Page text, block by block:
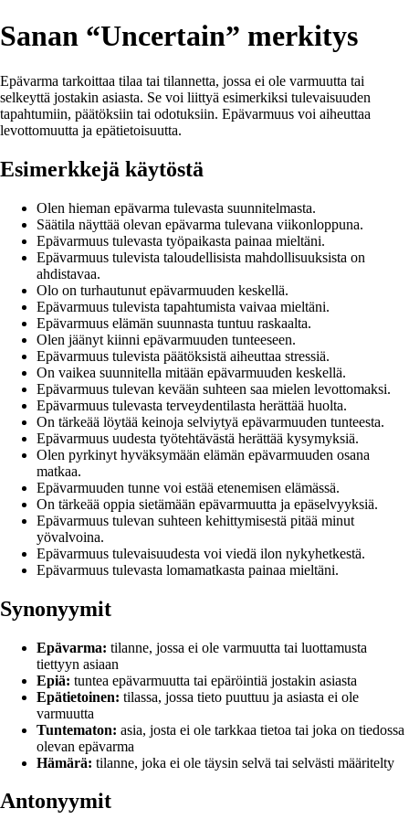
Sanan “Uncertain” merkitys
Epävarma tarkoittaa tilaa tai tilannetta, jossa ei ole varmuutta tai
selkeyttä jostakin asiasta. Se voi liittyä esimerkiksi tulevaisuuden
tapahtumiin, päätöksiin tai odotuksiin. Epävarmuus voi aiheuttaa
levottomuutta ja epätietoisuutta.
Esimerkkejä käytöstä
Olen hieman epävarma tulevasta suunnitelmasta.
Säätila näyttää olevan epävarma tulevana viikonloppuna.
Epävarmuus tulevasta työpaikasta painaa mieltäni.
Epävarmuus tulevista taloudellisista mahdollisuuksista on
ahdistavaa.
Olo on turhautunut epävarmuuden keskellä.
Epävarmuus tulevista tapahtumista vaivaa mieltäni.
Epävarmuus elämän suunnasta tuntuu raskaalta.
Olen jäänyt kiinni epävarmuuden tunteeseen.
Epävarmuus tulevista päätöksistä aiheuttaa stressiä.
On vaikea suunnitella mitään epävarmuuden keskellä.
Epävarmuus tulevan kevään suhteen saa mielen levottomaksi.
Epävarmuus tulevasta terveydentilasta herättää huolta.
On tärkeää löytää keinoja selviytyä epävarmuuden tunteesta.
Epävarmuus uudesta työtehtävästä herättää kysymyksiä.
Olen pyrkinyt hyväksymään elämän epävarmuuden osana
matkaa.
Epävarmuuden tunne voi estää etenemisen elämässä.
On tärkeää oppia sietämään epävarmuutta ja epäselvyyksiä.
Epävarmuus tulevan suhteen kehittymisestä pitää minut
yövalvoina.
Epävarmuus tulevaisuudesta voi viedä ilon nykyhetkestä.
Epävarmuus tulevasta lomamatkasta painaa mieltäni.
Synonyymit
Epävarma: tilanne, jossa ei ole varmuutta tai luottamusta
tiettyyn asiaan
Epiä: tuntea epävarmuutta tai epäröintiä jostakin asiasta
Epätietoinen: tilassa, jossa tieto puuttuu ja asiasta ei ole
varmuutta
Tuntematon: asia, josta ei ole tarkkaa tietoa tai joka on tiedossa
olevan epävarma
Hämärä: tilanne, joka ei ole täysin selvä tai selvästi määritelty
Antonyymit